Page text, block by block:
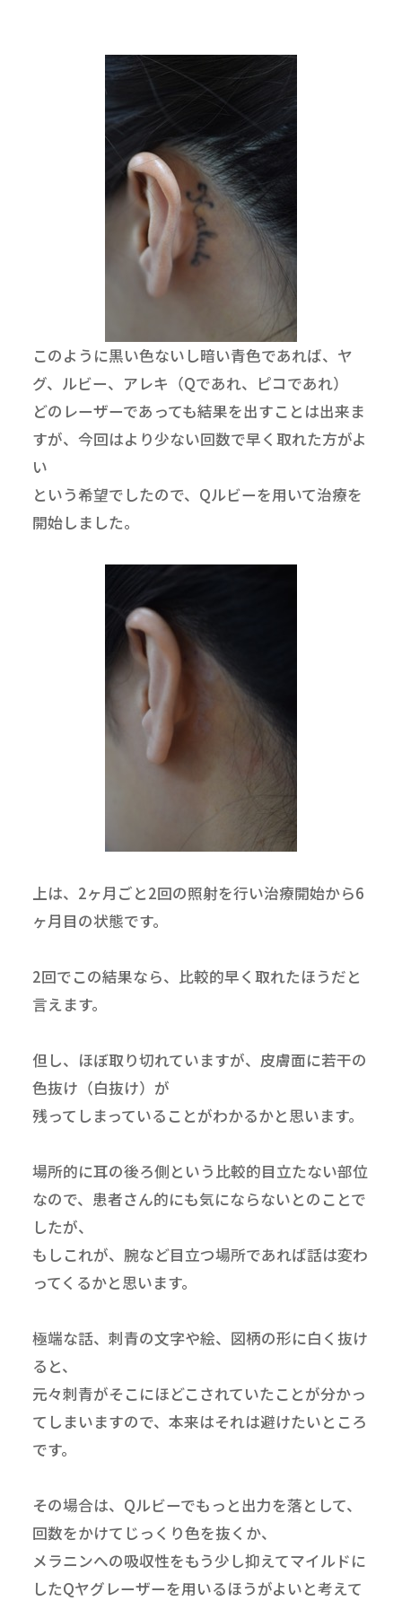
このように黒い色ないし暗い青色であれば、ヤ
グ、ルビー、アレキ（Qであれ、ピコであれ）
どのレーザーであっても結果を出すことは出来ま
すが、今回はより少ない回数で早く取れた方がよ
い
という希望でしたので、Qルビーを用いて治療を
開始しました。
上は、2ヶ月ごと2回の照射を行い治療開始から6
ヶ月目の状態です。
2回でこの結果なら、比較的早く取れたほうだと
言えます。
但し、ほぼ取り切れていますが、皮膚面に若干の
色抜け（白抜け）が
残ってしまっていることがわかるかと思います。
場所的に耳の後ろ側という比較的目立たない部位
なので、患者さん的にも気にならないとのことで
したが、
もしこれが、腕など目立つ場所であれば話は変わ
ってくるかと思います。
極端な話、刺青の文字や絵、図柄の形に白く抜け
ると、
元々刺青がそこにほどこされていたことが分かっ
てしまいますので、本来はそれは避けたいところ
です。
その場合は、Qルビーでもっと出力を落として、
回数をかけてじっくり色を抜くか、
メラニンへの吸収性をもう少し抑えてマイルドに
したQヤグレーザーを用いるほうがよいと考えて